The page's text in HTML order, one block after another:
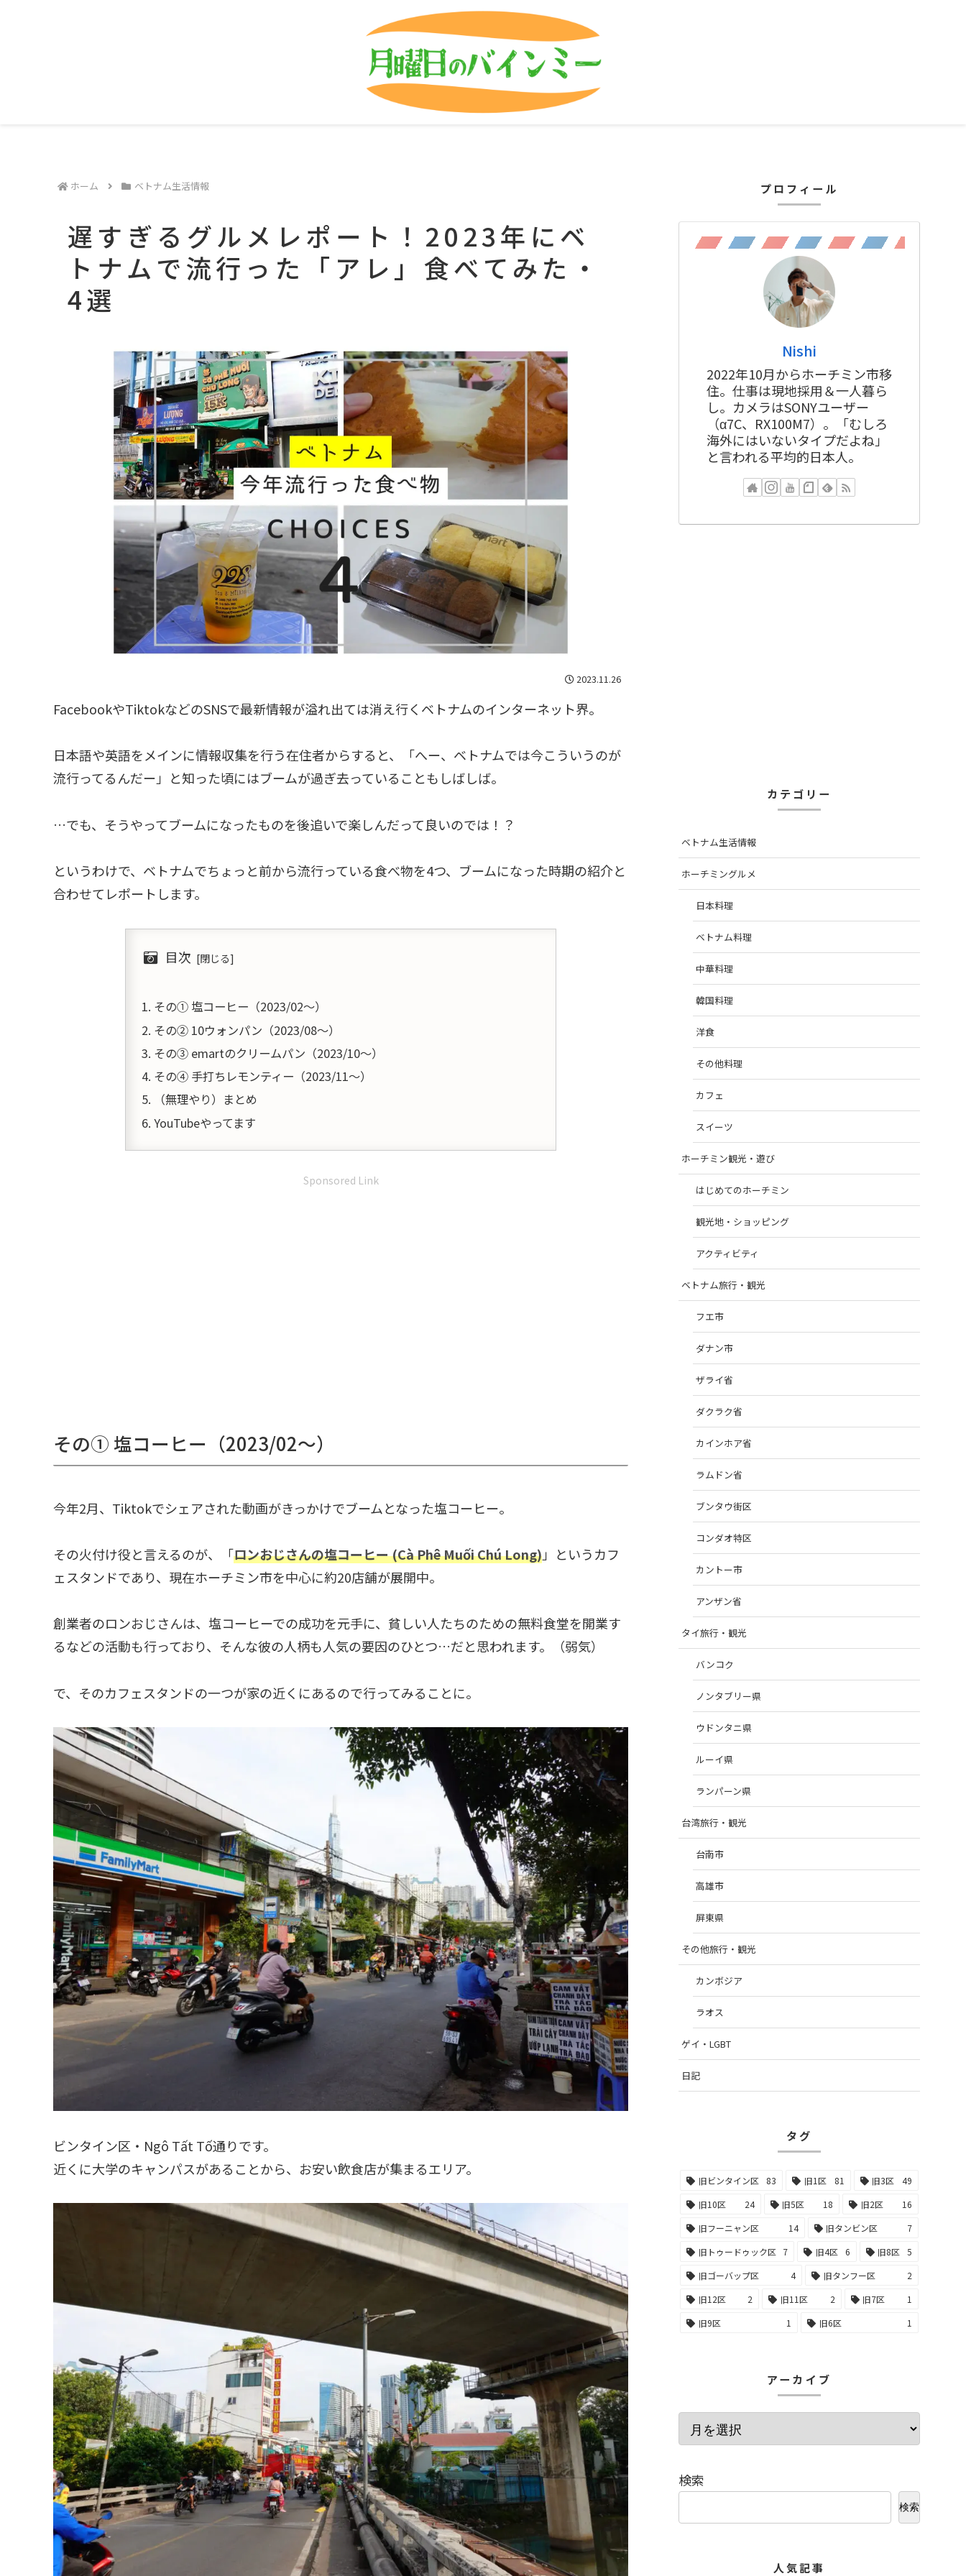
ホーム ベトナム生活情報
遅すぎるグルメレポート！2023年にベ
トナムで流行った「アレ」食べてみた・
4選
2023.11.26
FacebookやTiktokなどのSNSで最新情報が溢れ出ては消え行くベトナムのインターネット界。
日本語や英語をメインに情報収集を行う在住者からすると、「へー、ベトナムでは今こういうのが
流行ってるんだー」と知った頃にはブームが過ぎ去っていることもしばしば。
…でも、そうやってブームになったものを後追いで楽しんだって良いのでは！？
というわけで、ベトナムでちょっと前から流行っている食べ物を4つ、ブームになった時期の紹介と
合わせてレポートします。
目次
その① 塩コーヒー（2023/02～）
その② 10ウォンパン（2023/08〜）
その③ emartのクリームパン（2023/10〜）
その④ 手打ちレモンティー（2023/11〜）
（無理やり）まとめ
YouTubeやってます
Sponsored Link
その① 塩コーヒー（2023/02～）
今年2月、Tiktokでシェアされた動画がきっかけでブームとなった塩コーヒー。
その火付け役と言えるのが、「ロンおじさんの塩コーヒー (Cà Phê Muối Chú Long)」というカフ
ェスタンドであり、現在ホーチミン市を中心に約20店舗が展開中。
創業者のロンおじさんは、塩コーヒーでの成功を元手に、貧しい人たちのための無料食堂を開業す
るなどの活動も行っており、そんな彼の人柄も人気の要因のひとつ…だと思われます。（弱気）
で、そのカフェスタンドの一つが家の近くにあるので行ってみることに。
ビンタイン区・Ngô Tất Tố通りです。
近くに大学のキャンパスがあることから、お安い飲食店が集まるエリア。
プロフィール
Nishi
2022年10月からホーチミン市移
住。仕事は現地採用＆一人暮ら
し。カメラはSONYユーザー
（α7C、RX100M7）。「むしろ
海外にはいないタイプだよね」
と言われる平均的日本人。
カテゴリー
ベトナム生活情報
ホーチミングルメ
日本料理
ベトナム料理
中華料理
韓国料理
洋食
その他料理
カフェ
スイーツ
ホーチミン観光・遊び
はじめてのホーチミン
観光地・ショッピング
アクティビティ
ベトナム旅行・観光
フエ市
ダナン市
ザライ省
ダクラク省
カインホア省
ラムドン省
ブンタウ街区
コンダオ特区
カントー市
アンザン省
タイ旅行・観光
バンコク
ノンタブリー県
ウドンタニ県
ルーイ県
ランパーン県
台湾旅行・観光
台南市
高雄市
屏東県
その他旅行・観光
カンボジア
ラオス
ゲイ・LGBT
日記
タグ
旧ビンタイン区 83 旧1区 81 旧3区
49
旧10区
24 旧5区 18 旧2区
16
旧フーニャン区
14 旧タンビン区
7
旧トゥードゥック区
7 旧4区 6 旧8区
5
旧ゴーバップ区
4 旧タンフー区
2
旧12区
2 旧11区 2 旧7区
1
旧9区
1 旧6区 1
アーカイブ
検索
検索
人気記事